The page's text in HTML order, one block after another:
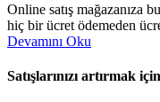
Online satış mağazanıza
hiç bir ücret ödemeden
Devamını Oku
Satışlarınızı artırmak